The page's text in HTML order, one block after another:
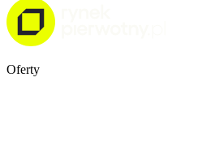
Oferty